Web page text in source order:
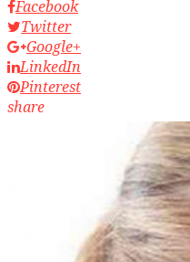
Facebook
Twitter
Google+
LinkedIn
Pinterest
share